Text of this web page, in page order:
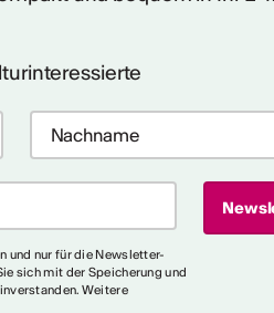
und nur für die Newsletter-
sich mit der Speicherung und
Weitere